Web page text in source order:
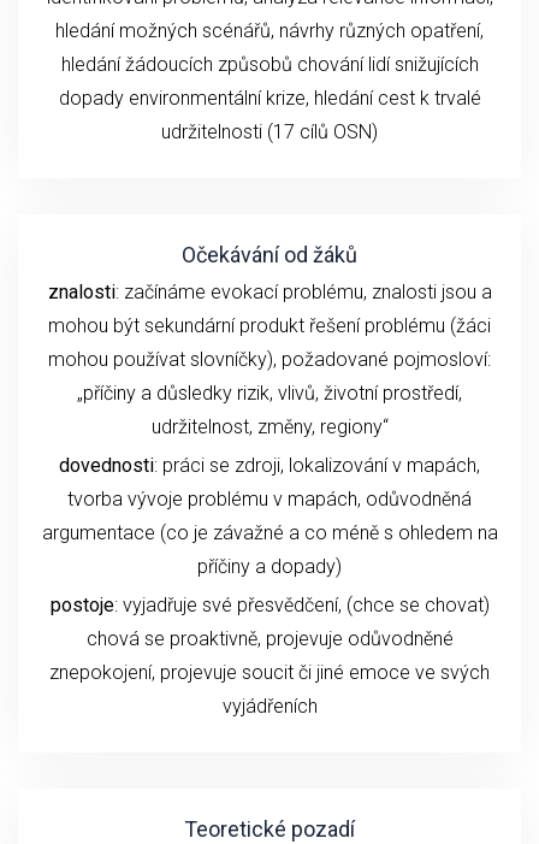
hledání možných scénářů, návrhy různých opatření,
hledání žádoucích způsobů chování lidí snižujících
dopady environmentální krize, hledání cest k trvalé
udržitelnosti (17 cílů OSN)
Očekávání od žáků
znalosti: začínáme evokací problému, znalosti jsou a
mohou být sekundární produkt řešení problému (žáci
mohou používat slovníčky), požadované pojmosloví:
„příčiny a důsledky rizik, vlivů, životní prostředí,
udržitelnost, změny, regiony“
dovednosti: práci se zdroji, lokalizování v mapách,
tvorba vývoje problému v mapách, odůvodněná
argumentace (co je závažné a co méně s ohledem na
příčiny a dopady)
postoje: vyjadřuje své přesvědčení, (chce se chovat)
chová se proaktivně, projevuje odůvodněné
znepokojení, projevuje soucit či jiné emoce ve svých
vyjádřeních
Teoretické pozadí